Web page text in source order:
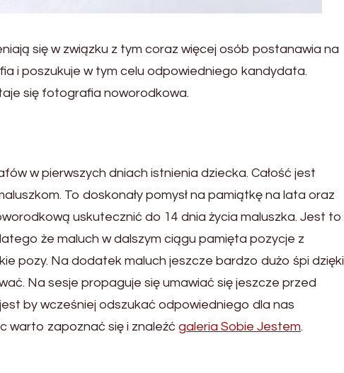
się w związku z tym coraz więcej osób postanawia na
i poszukuje w tym celu odpowiedniego kandydata.
się fotografia noworodkowa.
w pierwszych dniach istnienia dziecka. Całość jest
To doskonały pomysł na pamiątkę na lata oraz
uskutecznić do 14 dnia życia maluszka. Jest to
że maluch w dalszym ciągu pamięta pozycje z
pozy. Na dodatek maluch jeszcze bardzo dużo śpi dzięki
Na sesje propaguje się umawiać się jeszcze przed
by wcześniej odszukać odpowiedniego dla nas
warto zapoznać się i znaleźć galeria Sobie Jestem.